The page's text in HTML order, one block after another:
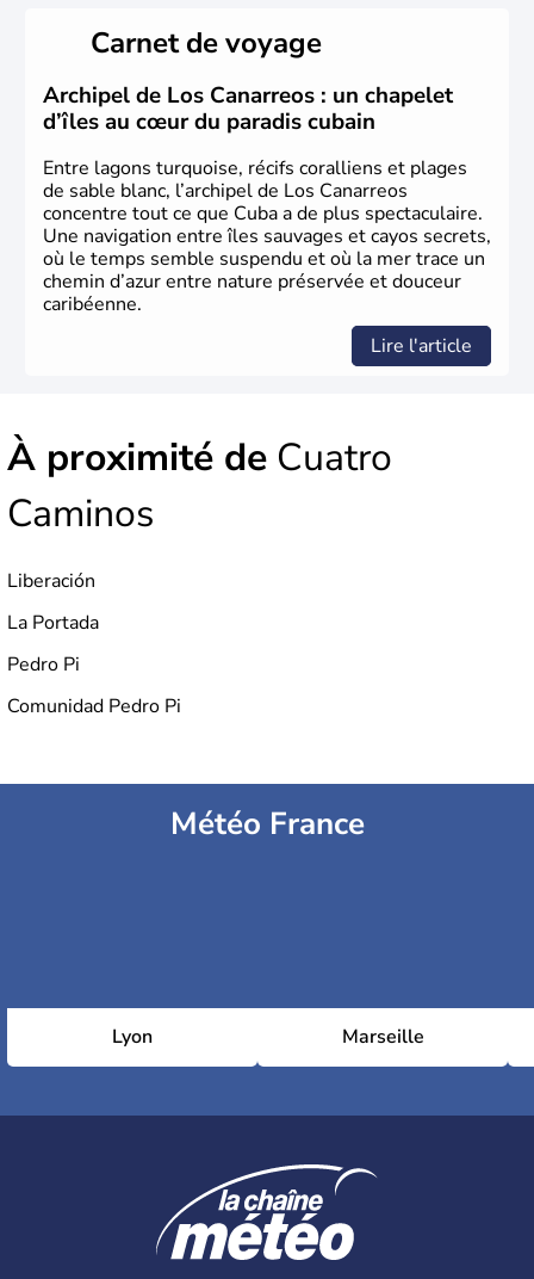
Aujourd'hui, l'embargo américain a été assoupli et le
tourisme bat son plein à Cuba.
Carnet de voyage
Archipel de Los Canarreos : un chapelet
d’îles au cœur du paradis cubain
Entre lagons turquoise, récifs coralliens et plages
de sable blanc, l’archipel de Los Canarreos
concentre tout ce que Cuba a de plus spectaculaire.
Une navigation entre îles sauvages et cayos secrets,
où le temps semble suspendu et où la mer trace un
chemin d’azur entre nature préservée et douceur
caribéenne.
Lire l'article
À proximité de Cuatro
Caminos
Liberación
La Portada
Pedro Pi
Comunidad Pedro Pi
Météo France
Lyon Marseille